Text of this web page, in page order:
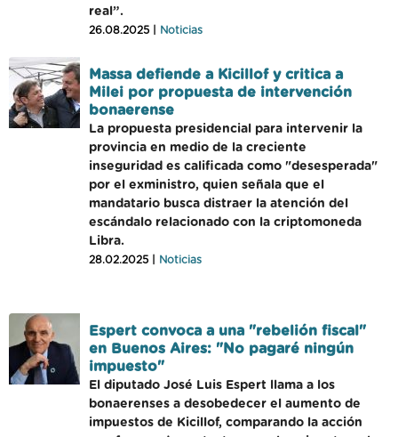
real”.
26.08.2025 | Noticias
Massa defiende a Kicillof y critica a
Milei por propuesta de intervención
bonaerense
La propuesta presidencial para intervenir la
provincia en medio de la creciente
inseguridad es calificada como "desesperada"
por el exministro, quien señala que el
mandatario busca distraer la atención del
escándalo relacionado con la criptomoneda
Libra.
28.02.2025 | Noticias
Espert convoca a una "rebelión fiscal"
en Buenos Aires: "No pagaré ningún
impuesto"
El diputado José Luis Espert llama a los
bonaerenses a desobedecer el aumento de
impuestos de Kicillof, comparando la acción